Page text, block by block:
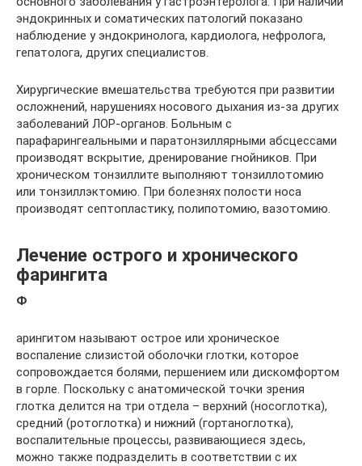
эндокринных и соматических патологий показано
наблюдение у эндокринолога, кардиолога, нефролога,
гепатолога, других специалистов.
Хирургические вмешательства требуются при развитии
осложнений, нарушениях носового дыхания из-за других
заболеваний ЛОР-органов. Больным с
парафарингеальными и паратонзиллярными абсцессами
производят вскрытие, дренирование гнойников. При
хроническом тонзиллите выполняют тонзиллотомию
или тонзиллэктомию. При болезнях полости носа
производят септопластику, полипотомию, вазотомию.
Лечение острого и хронического
фарингита
Ф
арингитом называют острое или хроническое
воспаление слизистой оболочки глотки, которое
сопровождается болями, першением или дискомфортом
в горле. Поскольку с анатомической точки зрения
глотка делится на три отдела – верхний (носоглотка),
средний (ротоглотка) и нижний (гортаноглотка),
воспалительные процессы, развивающиеся здесь,
можно также подразделить в соответствии с их